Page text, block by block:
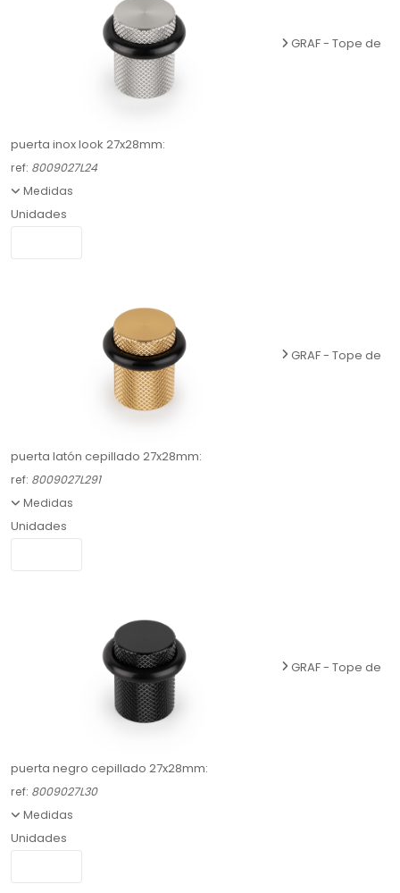
GRAF - Tope de
puerta inox look 27x28mm:
ref: 8009027L24
Medidas
Unidades
GRAF - Tope de
puerta latón cepillado 27x28mm:
ref: 8009027L291
Medidas
Unidades
GRAF - Tope de
puerta negro cepillado 27x28mm:
ref: 8009027L30
Medidas
Unidades